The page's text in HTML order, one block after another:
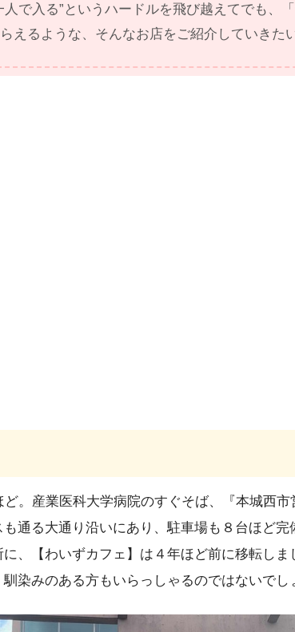
人で入る”というハードルを飛び越えてでも、
えるような、そんなお店をご紹介していきた
。産業医科大学病院のすぐそば、『本城西市
通る大通り沿いにあり、駐車場も８台ほど
に、【わいずカフェ】は４年ほど前に移転し
染みのある方もいらっしゃるのではないでし